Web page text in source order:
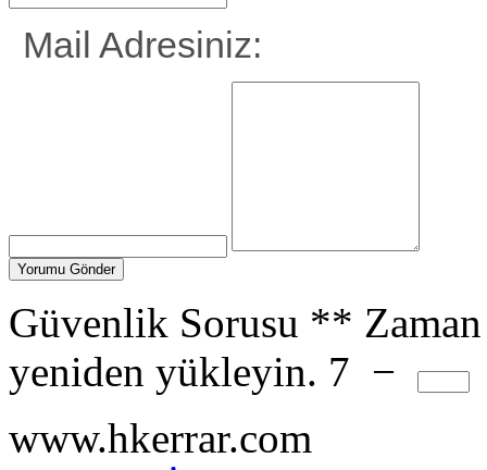
Mail Adresiniz:
Güvenlik Sorusu **
yeniden yükleyin. 7 −
www.hkerrar.com